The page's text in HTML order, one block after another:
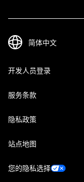
开发人员登录
服务条款
隐私政策
站点地图
您的隐私选择